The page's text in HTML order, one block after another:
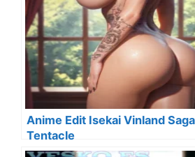
Anime Edit Isekai Vinland
Tentacle